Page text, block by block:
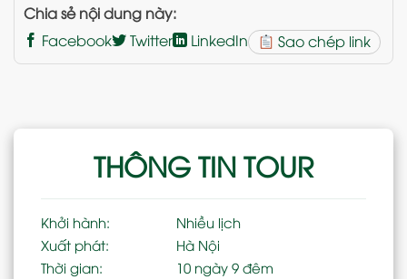
Chia sẻ nội dung này:
Facebook
Twitter LinkedIn Sao chép link
THÔNG TIN TOUR
Khởi hành:
Nhiều lịch
Xuất phát:
Hà Nội
Thời gian:
10 ngày 9 đêm